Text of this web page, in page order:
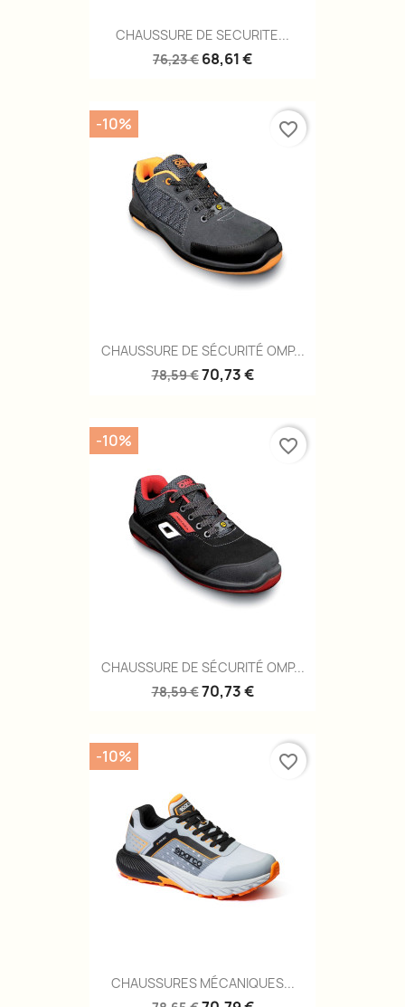
CHAUSSURE DE SECURITE...
76,23 € 68,61 €
CHAUSSURE DE SÉCURITÉ OMP...
78,59 €70,73 €
-10% favorite_border
CHAUSSURE DE SÉCURITÉ OMP...
78,59 €70,73 €
-10% favorite_border
CHAUSSURES MÉCANIQUES...
-10% favorite_border